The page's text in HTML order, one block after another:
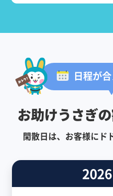
日程が
お助けうさぎ
閑散日は、お客様にド
2026